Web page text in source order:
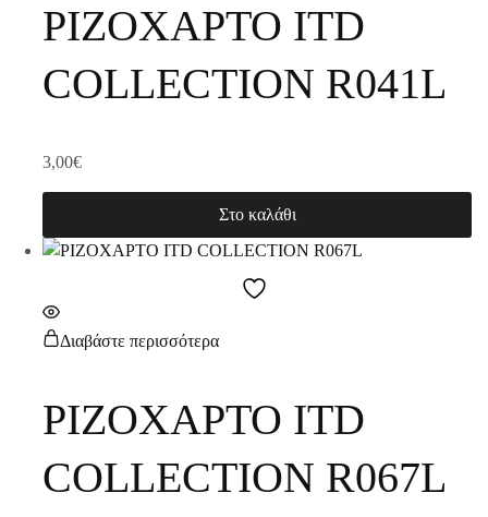
ΡΙΖΟΧΑΡΤΟ ITD
COLLECTION R041L
3,00€
Στο καλάθι
Διαβάστε περισσότερα
ΡΙΖΟΧΑΡΤΟ ITD
COLLECTION R067L